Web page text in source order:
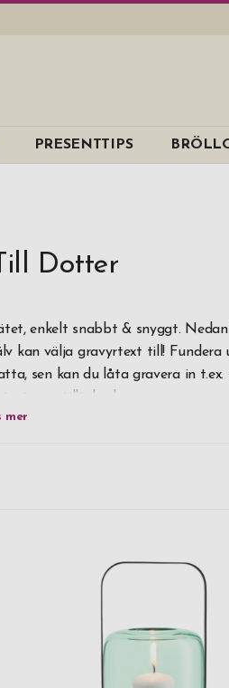
PRESENTTIPS
Dotter
enkelt snabbt & snyggt.
kan välja gravyrtext till! Fundera
sen kan du låta gravera in t.ex.
Fanni K
LSA
Orrefors